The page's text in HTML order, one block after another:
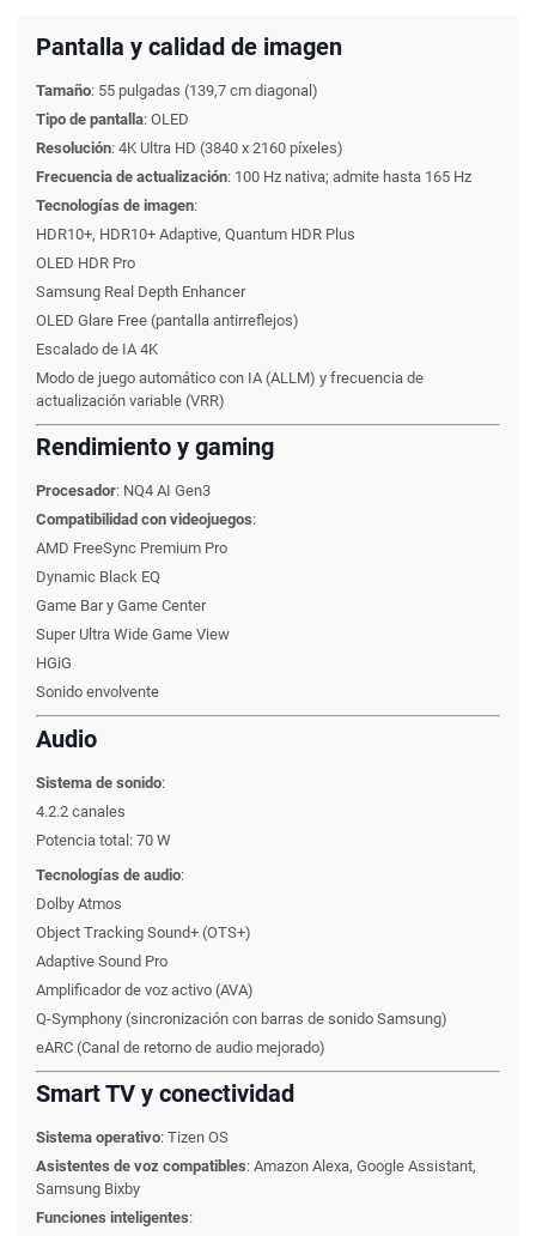
Pantalla y calidad de imagen
Tamaño: 55 pulgadas (139,7 cm diagonal)
Tipo de pantalla: OLED
Resolución: 4K Ultra HD (3840 x 2160 píxeles)
Frecuencia de actualización: 100 Hz nativa; admite hasta 165 Hz
Tecnologías de imagen:
HDR10+, HDR10+ Adaptive, Quantum HDR Plus
OLED HDR Pro
Samsung Real Depth Enhancer
OLED Glare Free (pantalla antirreflejos)
Escalado de IA 4K
Modo de juego automático con IA (ALLM) y frecuencia de
actualización variable (VRR)
Rendimiento y gaming
Procesador: NQ4 AI Gen3
Compatibilidad con videojuegos:
AMD FreeSync Premium Pro
Dynamic Black EQ
Game Bar y Game Center
Super Ultra Wide Game View
HGiG
Sonido envolvente
Audio
Sistema de sonido:
4.2.2 canales
Potencia total: 70 W
Tecnologías de audio:
Dolby Atmos
Object Tracking Sound+ (OTS+)
Adaptive Sound Pro
Amplificador de voz activo (AVA)
Q-Symphony (sincronización con barras de sonido Samsung)
eARC (Canal de retorno de audio mejorado)
Smart TV y conectividad
Sistema operativo: Tizen OS
Asistentes de voz compatibles: Amazon Alexa, Google Assistant,
Samsung Bixby
Funciones inteligentes: